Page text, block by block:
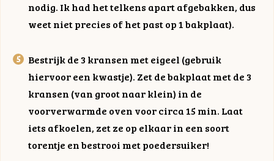
nodig. Ik had het telkens apart afgebakken, dus
weet niet precies of het past op 1 bakplaat).
Bestrijk de 3 kransen met eigeel (gebruik
hiervoor een kwastje). Zet de bakplaat met de 3
kransen (van groot naar klein) in de
voorverwarmde oven voor circa 15 min. Laat
iets afkoelen, zet ze op elkaar in een soort
torentje en bestrooi met poedersuiker!